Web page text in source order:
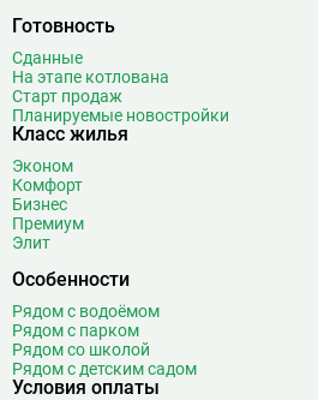
Готовность
Сданные
На этапе котлована
Старт продаж
Планируемые новостройки
Класс жилья
Эконом
Комфорт
Бизнес
Премиум
Элит
Особенности
Рядом с водоёмом
Рядом с парком
Рядом со школой
Рядом с детским садом
Условия оплаты